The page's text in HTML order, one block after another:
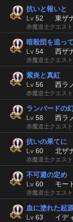
抗いと報いと
Lv 52 東ザ
赤魔道士クエスト
暗殺団を追って
Lv 54 西ザ
赤魔道士クエスト
紫炎と真紅
Lv 56 西ラ
赤魔道士クエスト
ランバードの
Lv 58 西ラ
赤魔道士クエスト
抗いの果てに
Lv 60 北ザ
赤魔道士クエスト
不可避の定め
Lv 60 モー
赤魔道士クエスト
血に塗れた起
Lv 63 イデ